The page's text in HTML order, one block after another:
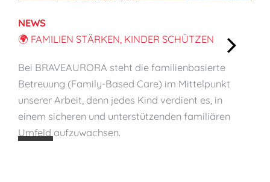
NEWS
🌍 FAMILIEN STÄRKEN, KINDER SCHÜTZEN
Bei BRAVEAURORA steht die familienbasierte
Betreuung (Family-Based Care) im Mittelpunkt
unserer Arbeit, denn jedes Kind verdient es, in
einem sicheren und unterstützenden familiären
Umfeld aufzuwachsen.